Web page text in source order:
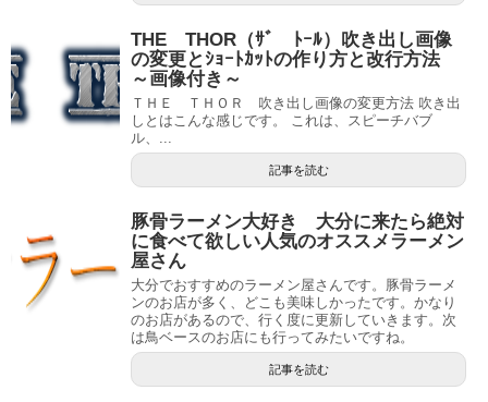
THE THOR（ｻﾞ ﾄｰﾙ）吹き出し画像
の変更とｼｮｰﾄｶｯﾄの作り方と改行方法
～画像付き～
ＴＨＥ ＴＨＯＲ 吹き出し画像の変更方法 吹き出
しとはこんな感じです。 これは、スピーチバブ
ル、...
記事を読む
豚骨ラーメン大好き 大分に来たら絶対
に食べて欲しい人気のオススメラーメン
屋さん
大分でおすすめのラーメン屋さんです。豚骨ラーメ
ンのお店が多く、どこも美味しかったです。かなり
のお店があるので、行く度に更新していきます。次
は鳥ベースのお店にも行ってみたいですね。
記事を読む